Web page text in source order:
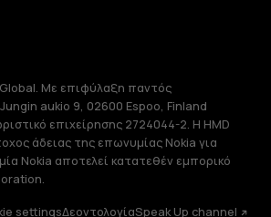
Με επιφύλαξη παντός
aukio 9, 02600 Espoo, Finland
επιχείρησης 2724044-2. Η HMD
άδειας της επωνυμίας Nokia για
Nokia αποτελεί κατατεθέν εμπορικό
settingsΔεοντολογίαSpeak Up channel